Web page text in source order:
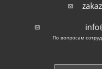
По вопросам